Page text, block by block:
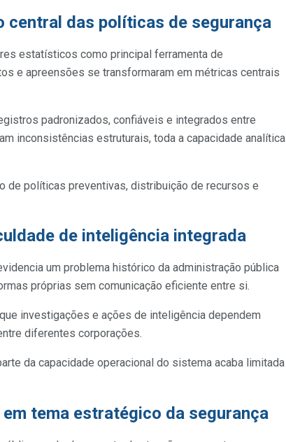
das políticas de segurança
estatísticos como principal ferramenta de
e apreensões se transformaram em métricas centrais
padronizados, confiáveis e integrados entre
inconsistências estruturais, toda a capacidade analítica
de políticas preventivas, distribuição de recursos e
de inteligência integrada
um problema histórico da administração pública
próprias sem comunicação eficiente entre si.
investigações e ações de inteligência dependem
diferentes corporações.
da capacidade operacional do sistema acaba limitada
tema estratégico da segurança